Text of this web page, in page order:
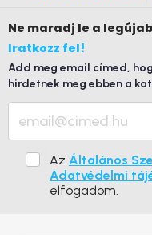
Ne maradj le a
Iratkozz fel!
Add meg email címed,
hirdetnek meg ebben a
Az Általános
Adatvédelmi
elfogadom.